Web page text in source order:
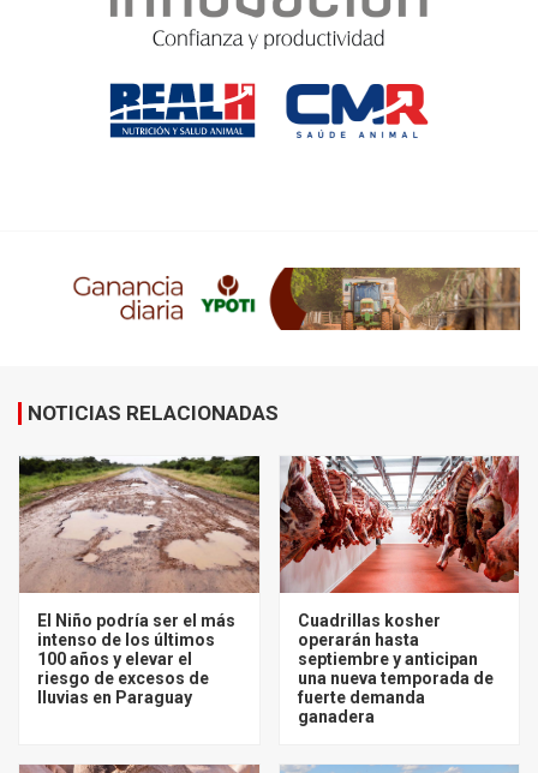
NOTICIAS RELACIONADAS
El Niño podría ser el más
intenso de los últimos
100 años y elevar el
riesgo de excesos de
lluvias en Paraguay
Cuadrillas kosher
operarán hasta
septiembre y anticipan
una nueva temporada de
fuerte demanda
ganadera